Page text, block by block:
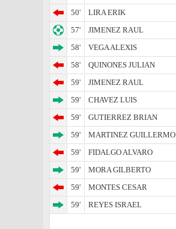
50'
LIRA ERIK
57'
JIMENEZ RAUL
58'
VEGA ALEXIS
58'
QUINONES JULIAN
59'
JIMENEZ RAUL
59'
CHAVEZ LUIS
59'
GUTIERREZ BRIAN
59'
MARTINEZ GUILLERMO
59'
FIDALGO ALVARO
59'
MORA GILBERTO
59'
MONTES CESAR
59'
REYES ISRAEL